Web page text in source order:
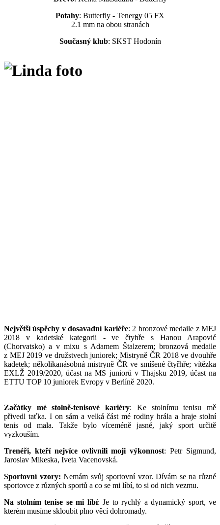
Potahy: Butterfly - Tenergy 05 FX
2.1 mm na obou stranách
Současný klub: SKST Hodonín
Největší úspěchy v dosavadní kariéře: 2 bronzové medaile z MEJ
2018 v kadetské kategorii - ve čtyhře s Hanou Arapović
(Chorvatsko) a v mixu s Adamem Štalzerem; bronzová medaile
z MEJ 2019 ve družstvech juniorek; Mistryně ČR 2018 ve dvouhře
kadetek; několikanásobná mistryně ČR ve smíšené čtyřhře; vítězka
EXLŽ 2019/2020, účast na MS juniorů v Thajsku 2019, účast na
ETTU TOP 10 juniorek Evropy v Berlíně 2020.
Začátky mé stolně-tenisové kariéry: Ke stolnímu tenisu mě
přivedl taťka. I on sám a velká část mé rodiny hrála a hraje stolní
tenis od mala. Takže bylo víceméně jasné, jaký sport určitě
vyzkouším.
Trenéři, kteří nejvíce ovlivnili moji výkonnost: Petr Sigmund,
Jaroslav Mikeska, Iveta Vacenovská.
Sportovní vzory:Nemám svůj sportovní vzor. Dívám se na různé
sportovce z různých sportů a co se mi líbí, to si od nich vezmu.
Na stolním tenise se mi líbí: Je to rychlý a dynamický sport, ve
kterém musíme skloubit plno věcí dohromady.